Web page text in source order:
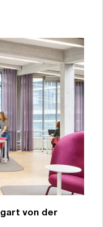
von der